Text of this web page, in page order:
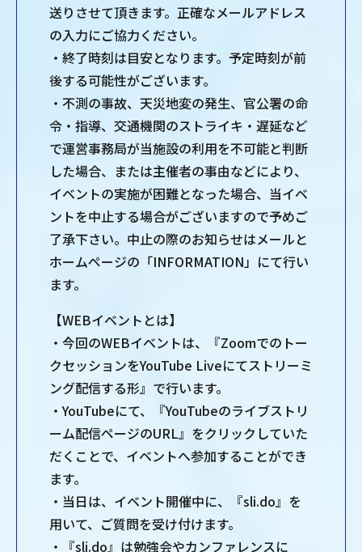
送りさせて頂きます。正確なメールアドレス
の⼊⼒にご協⼒ください。
・終了時刻は⽬安となります。予定時刻が前
後する可能性がございます。
・不測の事故、天災地変の発⽣、官公署の命
令・指導、交通機関のストライキ・遅延など
で運営事務局が当施設の利⽤を不可能と判断
した場合、または主催者の事由などにより、
イベントの実施が困難となった場合、当イベ
ントを中⽌する場合がございますので予めご
了承下さい。中⽌の際のお知らせはメールと
ホームページの「INFORMATION」にて⾏い
ます。
【WEBイベントとは】
・今回のWEBイベントは、『Zoomでのトー
クセッションをYouTube Liveにてストリーミ
ング配信する形』で⾏います。
・YouTubeにて、『YouTubeのライブストリ
ーム配信ページのURL』をクリックしていた
だくことで、イベントへ参加することができ
ます。
・当⽇は、イベント開催中に、『sli.do』を
⽤いて、ご質問を受け付けます。
・『sli.do』は勉強会やカンファレンスに